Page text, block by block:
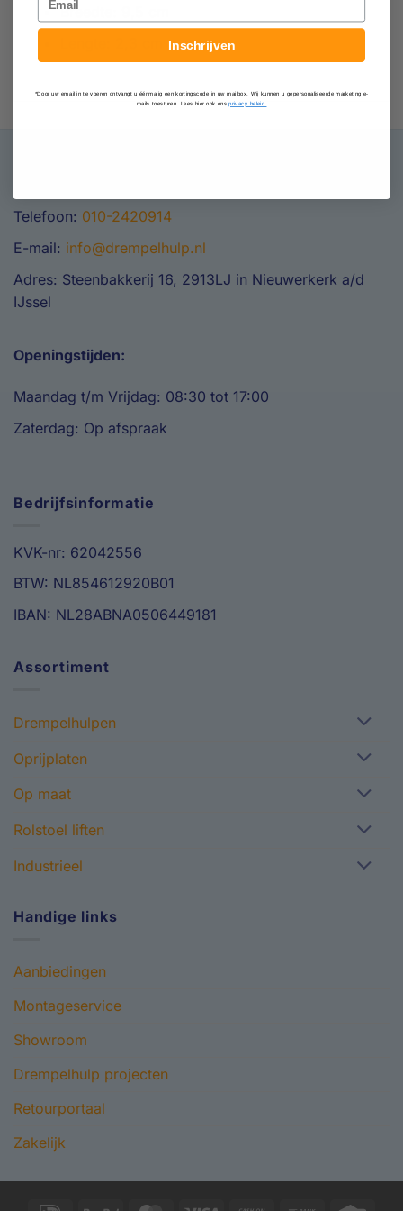
Breedte: 9,5 cm
Telefoon: 010-2420914
E-mail: info@drempelhulp.nl
Adres: Steenbakkerij 16, 2913LJ in Nieuwerkerk a/d
IJssel
Openingstijden:
Maandag t/m Vrijdag: 08:30 tot 17:00
Zaterdag: Op afspraak
Bedrijfsinformatie
KVK-nr: 62042556
BTW: NL854612920B01
IBAN: NL28ABNA0506449181
Assortiment
Drempelhulpen
Oprijplaten
Op maat
Rolstoel liften
Industrieel
Handige links
Aanbiedingen
Montageservice
Showroom
Drempelhulp projecten
Retourportaal
Zakelijk
Inschrijven
*Door uw email in te voeren ontvangt u éénmalig een kortingscode in uw mailbox. Wij kunnen u gepersonaliseerde marketing e-
mails toesturen. Lees hier ook onsprivacy beleid.